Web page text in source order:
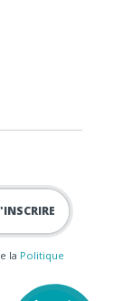
la Politique